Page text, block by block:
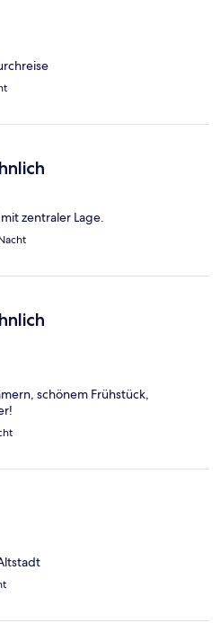
zentraler Lage.
schönem Frühstück,